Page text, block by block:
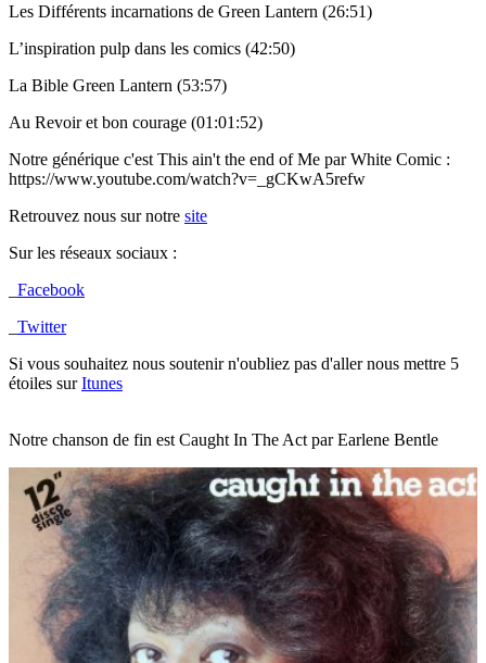
Les Différents incarnations de Green Lantern (26:51)
L’inspiration pulp dans les comics (42:50)
La Bible Green Lantern (53:57)
Au Revoir et bon courage (01:01:52)
Notre générique c'est This ain't the end of Me par White Comic :
https://www.youtube.com/watch?v=_gCKwA5refw
Retrouvez nous sur notre site
Sur les réseaux sociaux :
Facebook
Twitter
Si vous souhaitez nous soutenir n'oubliez pas d'aller nous mettre 5
étoiles surItunes
Notre chanson de fin est Caught In The Act par Earlene Bentle